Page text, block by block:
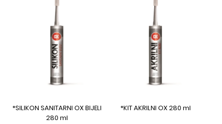
*SILIKON SANITARNI OX BIJELI
280 ml
*KIT AKRILNI OX 280 ml